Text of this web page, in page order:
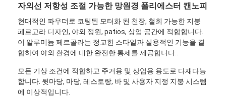
자외선 저항성 조절 가능한 망원경 폴리에스터 캔노피
현대적인 파우더로 코팅된 모터화 된 천장, 철회 가능한 지붕
페르고라 디자인, 야외 정원, patios, 상업 공간에 적합합니다.
이 알루미늄 페르골라는 정교한 스타일과 실용적인 기능을 결
합하여 야외 환경에 대한 완전한 통제를 제공합니다..
모든 기상 조건에 적합하고 주거용 및 상업용 용도로 다재다능
합니다. 뒷마당, 마당, 레스토랑, 바 및 사용자 지정 지붕 시스템
에 이상적입니다.